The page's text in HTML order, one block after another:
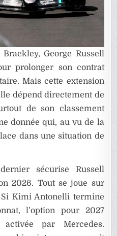
George Russell
prolonger son contrat
Mais cette extension
dépend directement de
de son classement
donnée qui, au vu de la
dans une situation de
sécurise Russell
2026. Tout se joue sur
Si Kimi Antonelli termine
l’option pour 2027
par Mercedes.